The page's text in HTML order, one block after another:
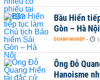
Bầu Hiển
Gòn – Hà Nội
DOANH NGHIỆP -
Ông Đỗ
Hanoisme